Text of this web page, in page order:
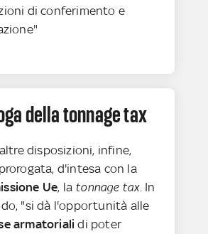
di conferimento e
della tonnage tax
disposizioni, infine,
d'intesa con la
Ue, la tonnage tax. In
"si dà l'opportunità alle
armatoriali di poter